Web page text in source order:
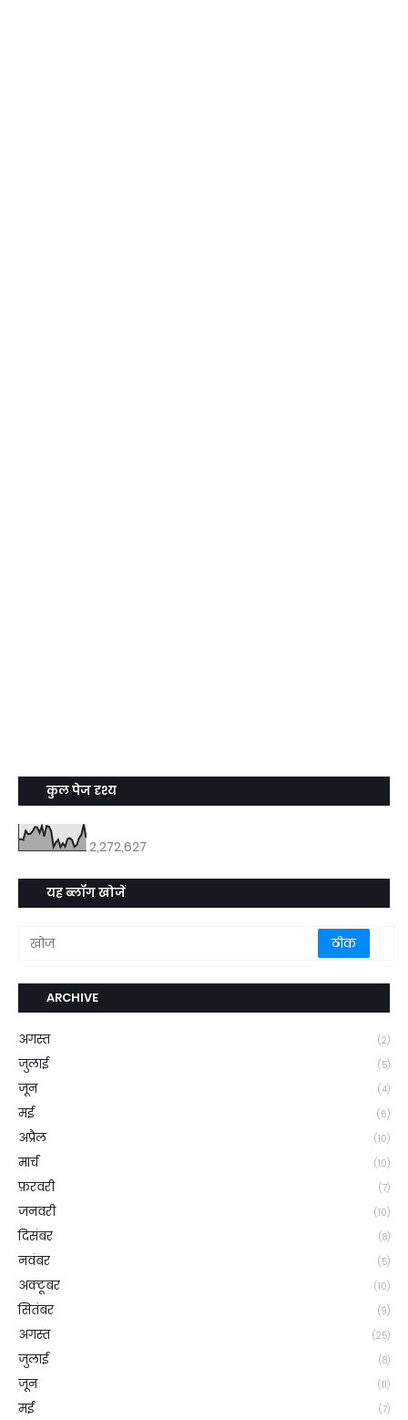
कुल पेज दृश्य
2,272,627
यह ब्लॉग खोजें
ARCHIVE
अगस्त (2)
जुलाई (5)
जून (4)
मई (6)
अप्रैल (10)
मार्च (10)
फ़रवरी (7)
जनवरी (10)
दिसंबर (8)
नवंबर (5)
अक्टूबर (10)
सितंबर (9)
अगस्त (25)
जुलाई (8)
जून (11)
मई (7)